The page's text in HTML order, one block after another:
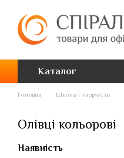
Каталог
Головна Школа і творчість
Олівці кольорові
Наявність